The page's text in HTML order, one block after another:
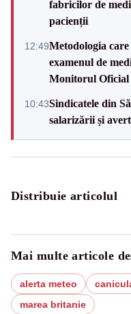
fabricilor de
pacienții
12:49Metodologia
examenul de
Monitorul Oficial
10:43Sindicatele din
salarizării și
Distribuie articolul
Mai multe articole
alerta meteo
marea britanie